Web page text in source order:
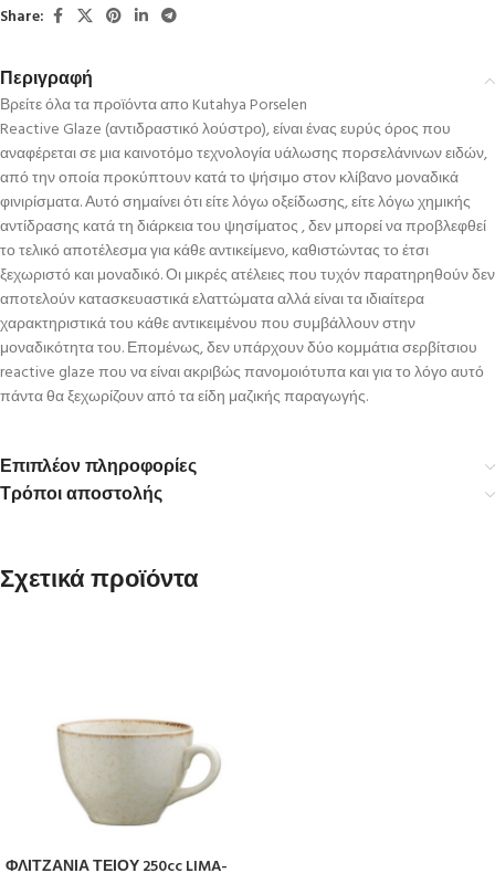
Share:
Περιγραφή
Βρείτε όλα τα προϊόντα απο Kutahya Porselen
Reactive Glaze (αντιδραστικό λούστρο), είναι ένας ευρύς όρος που
αναφέρεται σε μια καινοτόμο τεχνολογία υάλωσης πορσελάνινων ειδών,
από την οποία προκύπτουν κατά το ψήσιμο στον κλίβανο μοναδικά
φινιρίσματα. Αυτό σημαίνει ότι είτε λόγω οξείδωσης, είτε λόγω χημικής
αντίδρασης κατά τη διάρκεια του ψησίματος , δεν μπορεί να προβλεφθεί
το τελικό αποτέλεσμα για κάθε αντικείμενο, καθιστώντας το έτσι
ξεχωριστό και μοναδικό. Οι μικρές ατέλειες που τυχόν παρατηρηθούν δεν
αποτελούν κατασκευαστικά ελαττώματα αλλά είναι τα ιδιαίτερα
χαρακτηριστικά του κάθε αντικειμένου που συμβάλλουν στην
μοναδικότητα του. Επομένως, δεν υπάρχουν δύο κομμάτια σερβίτσιου
reactive glaze που να είναι ακριβώς πανομοιότυπα και για το λόγο αυτό
πάντα θα ξεχωρίζουν από τα είδη μαζικής παραγωγής.
Επιπλέον πληροφορίες
Τρόποι αποστολής
Σχετικά προϊόντα
ΦΛΙΤΖΑΝΙΑ ΤΕΙΟΥ 250cc LIMA-